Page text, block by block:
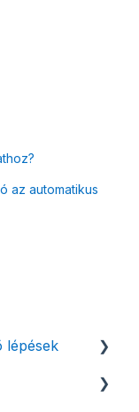
az automatikus
lépések